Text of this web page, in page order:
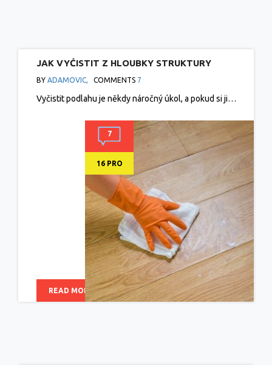
JAK VYČISTIT Z HLOUBKY STRUKTURY
SILNOU ZÁSADITOU CHEMII
BY ADAMOVIC, COMMENTS 7
Vyčistit podlahu je někdy náročný úkol, a pokud si ji…
READ MORE
7
16 PRO